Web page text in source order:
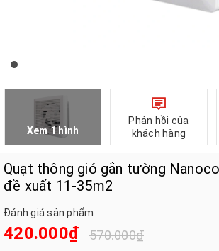
Xem 1 hình
Phản hồi của
khách hàng
Quạt thông gió gắn tường
đề xuất 11-35m2
Đánh giá sản phẩm
420.000₫ 570.000₫